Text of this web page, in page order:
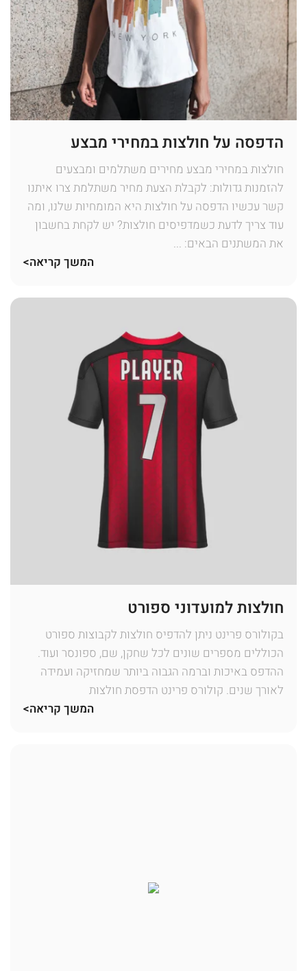
הדפסה על חולצות במחירי מבצע
חולצות במחירי מבצע מחירים משתלמים ומבצעים
להזמנות גדולות: לקבלת הצעת מחיר משתלמת צרו איתנו
קשר עכשיו הדפסה על חולצות היא המומחיות שלנו, ומה
עוד צריך לדעת כשמדפיסים חולצות? יש לקחת בחשבון
את המשתנים הבאים: ...
המשך קריאה>
חולצות למועדוני ספורט
בקולורס פרינט ניתן להדפיס חולצות לקבוצות ספורט
הכוללים מספרים שונים לכל שחקן, שם, ספונסר ועוד.
ההדפס באיכות וברמה הגבוה ביותר שמחזיקה ועמידה
לאורך שנים. קולורס פרינט הדפסת חולצות
המשך קריאה>